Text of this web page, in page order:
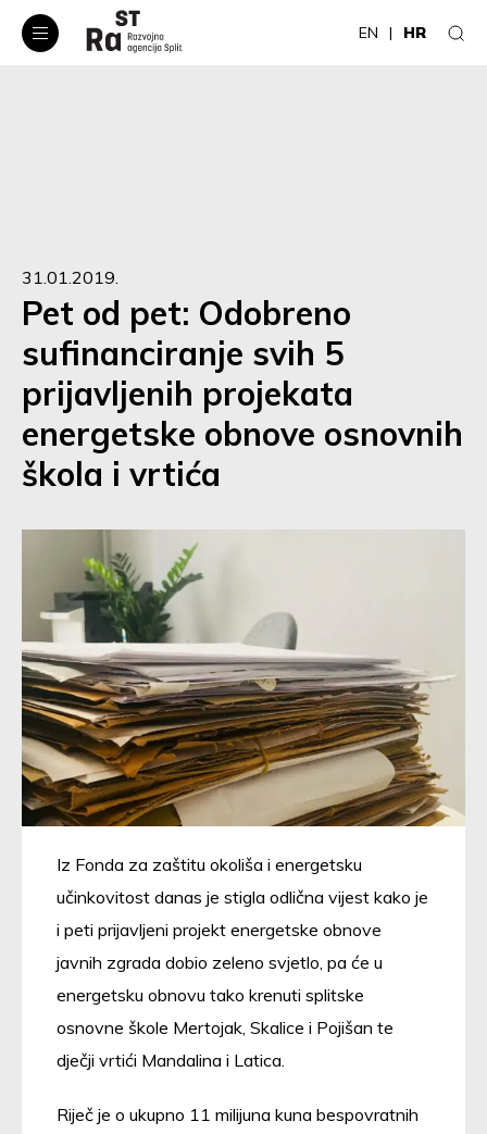
EN HR
31.01.2019.
Pet od pet: Odobreno
sufinanciranje svih 5
prijavljenih projekata
energetske obnove osnovnih
škola i vrtića
Iz Fonda za zaštitu okoliša i energetsku
učinkovitost danas je stigla odlična vijest kako je
i peti prijavljeni projekt energetske obnove
javnih zgrada dobio zeleno svjetlo, pa će u
energetsku obnovu tako krenuti splitske
osnovne škole Mertojak, Skalice i Pojišan te
dječji vrtići Mandalina i Latica.
Riječ je o ukupno 11 milijuna kuna bespovratnih